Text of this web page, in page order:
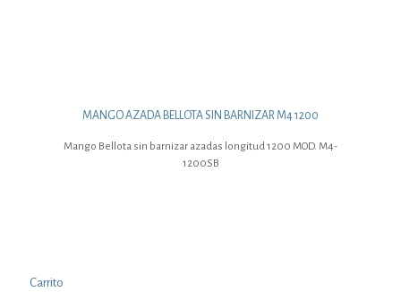
MANGO AZADA BELLOTA SIN BARNIZAR M4 1200
Mango Bellota sin barnizar azadas longitud 1200 MOD. M4-
1200SB
Carrito